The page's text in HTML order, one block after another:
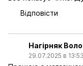
Відповісти
Нагірняк
29.07.2025 в 13:53